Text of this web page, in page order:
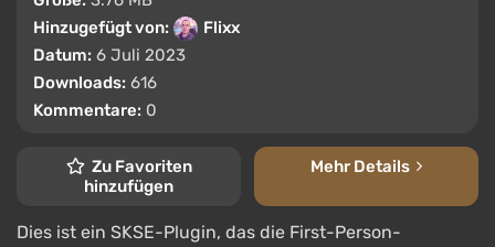
Hinzugefügt von:
Flixx
Datum: 6 Juli 2023
Downloads: 616
Kommentare: 0
Zu Favoriten
hinzufügen
Mehr Details
Dies ist ein SKSE-Plugin, das die First-Person-